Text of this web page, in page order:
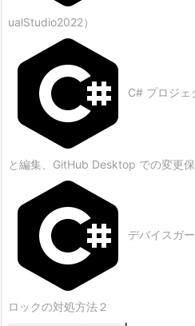
ualStudio2022）
C# プロジ
と編集、GitHub Desktop での変更
デバイスガ
ロックの対処方法２